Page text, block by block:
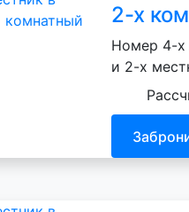
2-х
Номер 4-х
и 2-х